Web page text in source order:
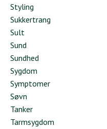
Styling
Sukkertrang
Sult
Sund
Sundhed
Sygdom
Symptomer
Søvn
Tanker
Tarmsygdom